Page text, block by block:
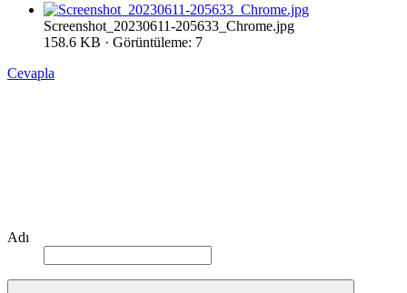
Screenshot_20230611-205633_Chrome.jpg
158.6 KB · Görüntüleme: 7
Cevapla
Adı